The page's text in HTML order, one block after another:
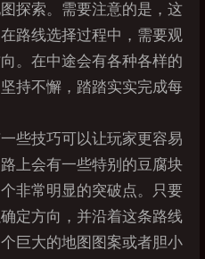
探索。需要注意的是，这
路线选择过程中，需要观
。在中途会有各种各样的
持不懈，踏踏实实完成每
些技巧可以让玩家更容易
上会有一些特别的豆腐块
非常明显的突破点。只要
定方向，并沿着这条路线
巨大的地图图案或者胆小